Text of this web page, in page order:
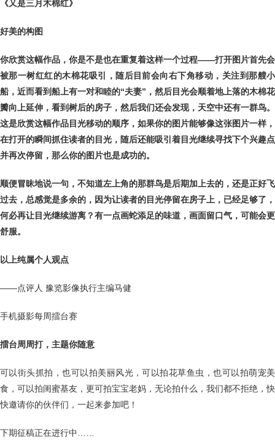
《又是三月木棉红》
好美的构图
你欣赏这幅作品，你是不是也在重复着这样一个过程——打开图片首先会
被那一树红红的木棉花吸引，随后目前会向右下角移动，关注到那艘小
船，近而看到船上有一对和睦的“夫妻” ，然后目光会顺着地上落的木棉花
瓣向上延伸，看到树后的房子，然后我们还会发现，天空中还有一群鸟。
这是欣赏这幅作品目光移动的顺序，如果你的图片能够像这张图片一样，
在打开的瞬间抓住读者的目光，随后还能吸引着目光继续寻找下个兴趣点
并再次停留，那么你的图片也是成功的。
顺便冒昧地说一句，不知道左上角的那群鸟是后期加上去的，还是正好飞
过去，总感觉是多余的，因为让读者的目光停留在房子上，已经足够了，
何必再让目光继续游离？有一点画蛇添足的味道，画面留口气，可能会更
舒服。
以上纯属个人观点
——点评人 豫览影像执行主编马健
手机摄影每周擂台赛
擂台周周打，主题你随意
可以街头抓拍，也可以拍美丽风光，可以拍花草鱼虫，也可以拍萌宠美
食，可以拍闺蜜基友，更可拍宝宝老妈，无论拍什么，我们都不拒绝，快
快邀请你的伙伴们，一起来参加吧！
下期征稿正在进行中……